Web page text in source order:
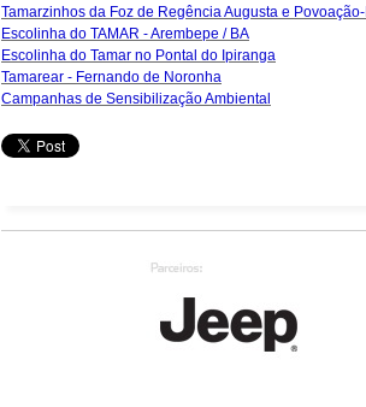
Tamarzinhos da Foz de Regência Augusta e
Escolinha do TAMAR - Arembepe / BA
Escolinha do Tamar no Pontal do Ipiranga
Tamarear - Fernando de Noronha
Campanhas de Sensibilização Ambiental